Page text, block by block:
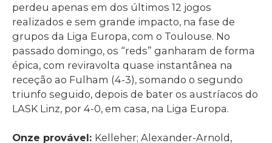
perdeu apenas em dos últimos 12 jogos
realizados e sem grande impacto, na fase de
grupos da Liga Europa, com o Toulouse. No
passado domingo, os “reds” ganharam de forma
épica, com reviravolta quase instantânea na
receção ao Fulham (4-3), somando o segundo
triunfo seguido, depois de bater os austríacos do
LASK Linz, por 4-0, em casa, na Liga Europa.
Onze provável: Kelleher; Alexander-Arnold,